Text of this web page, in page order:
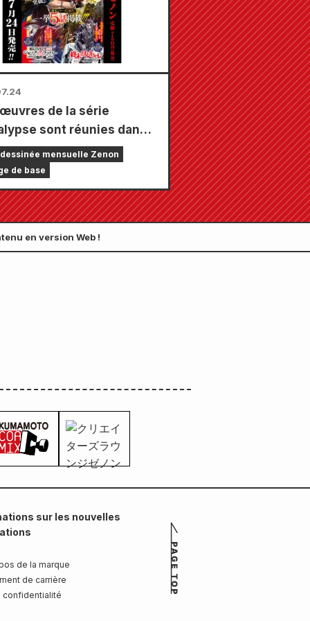
au total) !
de la série
sont réunies dans
numéro, composé de 5
! Le numéro de
2026 de « Monthly
Zenon » sera disponible
!
mensuelle Zenon
de base
en version Web !
sur les nouvelles
de la marque
de carrière
confidentialité